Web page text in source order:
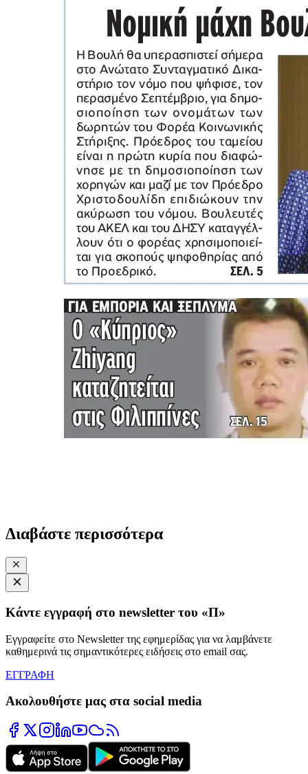
Διαβάστε περισσότερα
Κάντε εγγραφή στο newsletter του «Π»
Εγγραφείτε στο Newsletter της εφημερίδας για να λαμβάνετε
καθημερινά τις σημαντικότερες ειδήσεις στο email σας.
ΕΓΓΡΑΦΗ
Ακολουθήστε μας στα social media